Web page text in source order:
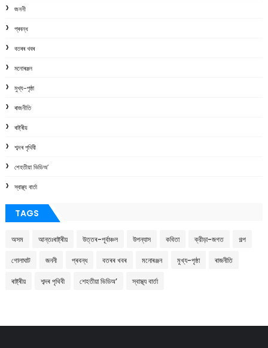
জননী
প্ৰবন্ধ
বতৰৰ খবৰ
মনোৰঞ্জন
মুখ্য-পৃষ্ঠা
ৰাজনীতি
ৰাষ্ট্ৰীয়
শব্দৰ পৃথিবী
শেহতীয়া ভিডিঅ’
স্বাস্থ্য বাৰ্তা
TAGS
অসম আন্তঃৰাষ্ট্ৰীয় উত্তৰ-পূৰ্বাঞ্চল উপন্যাস কবিতা ক্রীড়া-জগত গল্প
গোলাঘাট জননী প্ৰবন্ধ বতৰৰ খবৰ মনোৰঞ্জন মুখ্য-পৃষ্ঠা ৰাজনীতি
ৰাষ্ট্ৰীয় শব্দৰ পৃথিবী শেহতীয়া ভিডিঅ’ স্বাস্থ্য বাৰ্তা